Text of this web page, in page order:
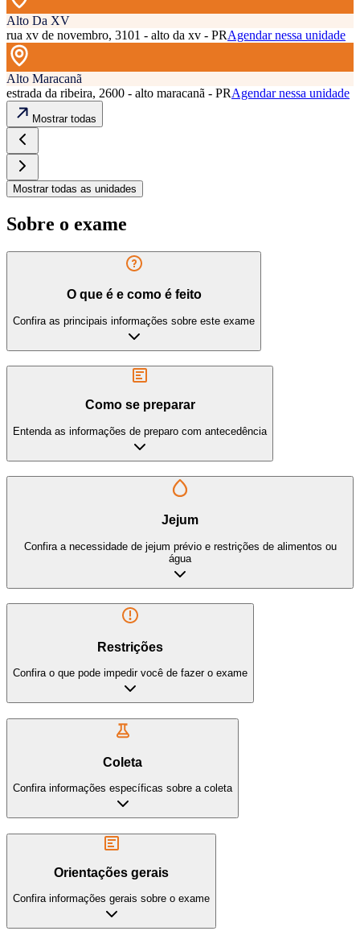
Alto Da XV
rua xv de novembro, 3101 - alto da xv - PRAgendar nessa unidade
Alto Maracanã
estrada da ribeira, 2600 - alto maracanã - PRAgendar nessa unidade
Mostrar todas
Mostrar todas as unidades
Sobre o exame
O que é e como é feito
Confira as principais informações sobre este exame
Como se preparar
Entenda as informações de preparo com antecedência
Jejum
Confira a necessidade de jejum prévio e restrições de alimentos ou
água
Restrições
Confira o que pode impedir você de fazer o exame
Coleta
Confira informações específicas sobre a coleta
Orientações gerais
Confira informações gerais sobre o exame